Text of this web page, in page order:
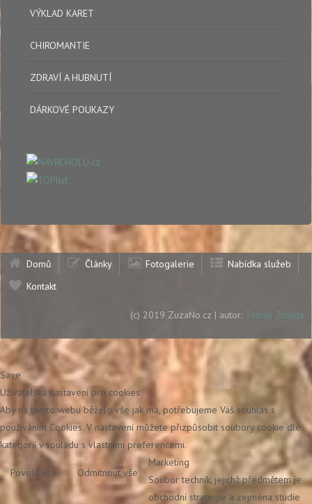
VÝKLAD KARET
CHIROMANTIE
ZDRAVÍ A HUBNUTÍ
DÁRKOVÉ POUKAZY
Domů Články Fotogalerie
Nabídka služeb
Kontakt
(c) 2019 ZuzaNo.cz | autor: Tomáš Zmuda
Save
Uživatelská nastavení pro cookies
Aby na tomto webu běželo vše jak má, potřebujeme Váš souhlas s
používáním Cookies. V nastavení můžete přizpůsobit soubory cookie dle
kategorií v souladu s vlastními preferencemi.
Povolit vše Odmítnout vše
Marketing
Soubor technik, jejichž předmětem je
obchodní strategie a zejména studie